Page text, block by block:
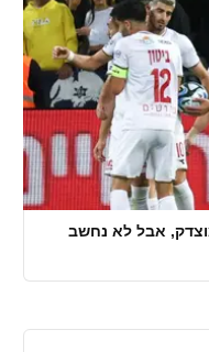
אבל לא נחשב